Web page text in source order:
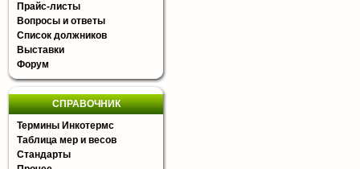
Прайс-листы
Вопросы и ответы
Список должников
Выставки
Форум
СПРАВОЧНИК
Термины Инкотермс
Таблица мер и весов
Стандарты